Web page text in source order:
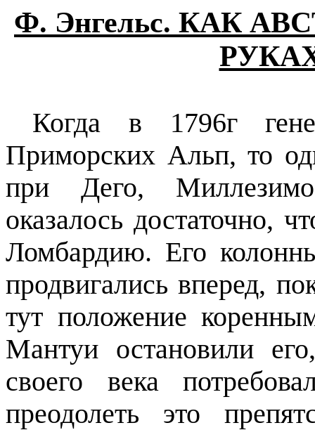
Ф. Энгельс. КАК
Когда в 1796г
Приморских Альп, то
при Дего,
оказалось достаточно,
Ломбардию. Его
продвигались вперед,
тут положение
Мантуи остановили
своего века
преодолеть это